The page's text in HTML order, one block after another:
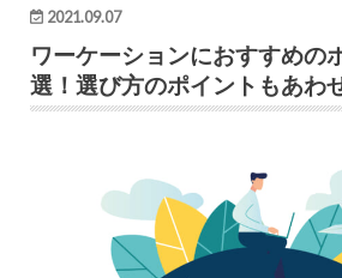
2021.09.07
ワーケーションにおすすめの
選！選び方のポイントもあわ